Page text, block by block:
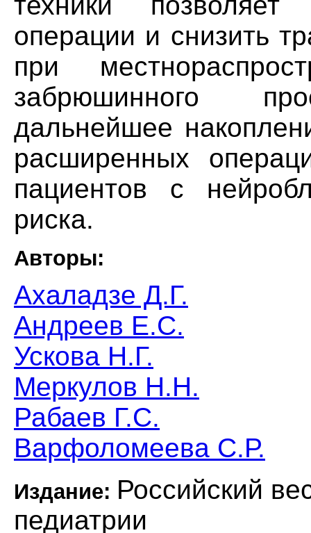
операции и снизить
при
забрюшинного
дальнейшее
расширенных
пациентов с
риска.
Авторы:
Ахаладзе Д.Г.
Андреев Е.С.
Ускова Н.Г.
Меркулов Н.Н.
Рабаев Г.С.
Варфоломеева С.Р.
Издание: Российский
педиатрии